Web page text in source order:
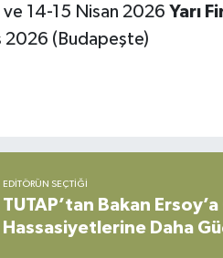
14-15 Nisan 2026 Yarı
2026 (Budapeşte)
EDITÖRÜN SEÇTIĞI
TUTAP’tan Bakan
Hassasiyetlerine Daha